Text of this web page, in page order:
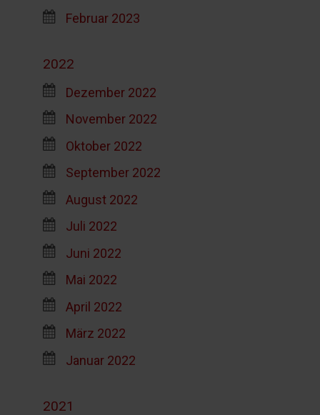
Februar 2023
2022
Dezember 2022
November 2022
Oktober 2022
September 2022
August 2022
Juli 2022
Juni 2022
Mai 2022
April 2022
März 2022
Januar 2022
2021